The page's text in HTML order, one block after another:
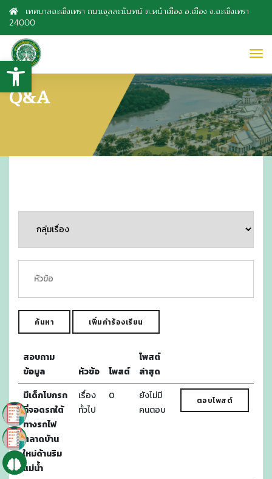
เทศบาลฉะเชิงเทรา ถนนจุลละนันทน์ ต.หน้าเมือง อ.เมือง จ.ฉะเชิงเทรา
24000
Q&A
ค้นหา เพิ่มคำร้องเรียน
สอบถาม
ข้อมูล
หัวข้อ โพสต์
โพสต์
ล่าสุด
มีเด็กโบกรถ
ที่จอดรถใต้
ทางรถไฟ
ตลาดบ้าน
ใหม่ด้านริม
แม่น้ำ
เรื่อง
ทั้วไป
0
ยังไม่มี
คนตอบ
ตอบโพสต์
Open toolbar